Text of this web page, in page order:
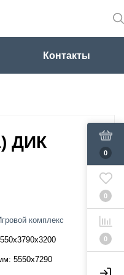
Контакты
0
0
0
ДИК
комплекс
5550х7290